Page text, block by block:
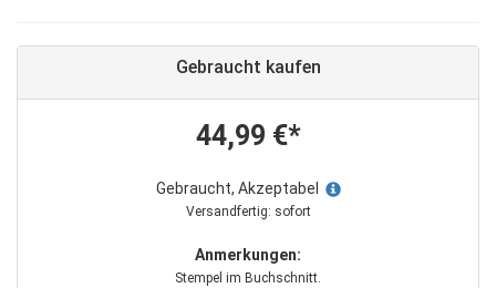
Gebraucht kaufen
44,99 €*
Gebraucht, Akzeptabel
Versandfertig: sofort
Anmerkungen:
Stempel im Buchschnitt.